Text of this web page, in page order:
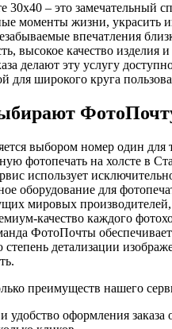
30х40 – это замечательный
моменты жизни, украсить
впечатления
высокое качество изделия и
делают эту услугу
для широкого круга
выбором номер один для
фотопечать на холсте в
использует
оборудование для
мировых
качество каждого
ФотоПочты
степень детализации
преимуществ нашего
удобство оформления заказа